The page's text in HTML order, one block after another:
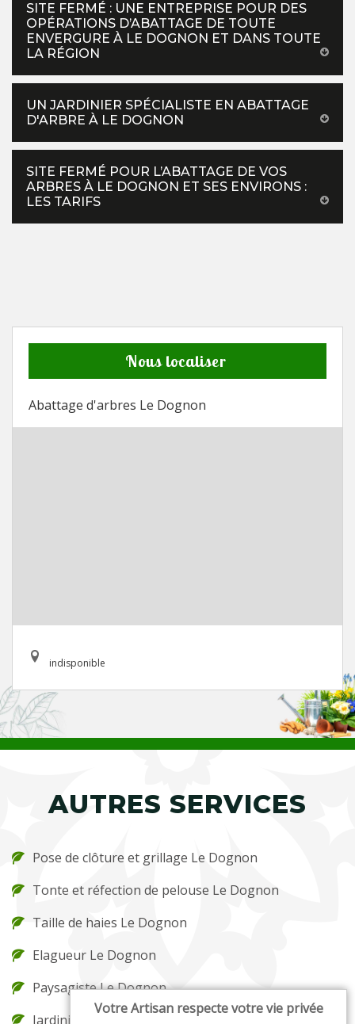
SITE FERMÉ : UNE ENTREPRISE POUR DES
OPÉRATIONS D’ABATTAGE DE TOUTE
ENVERGURE À LE DOGNON ET DANS TOUTE
LA RÉGION
UN JARDINIER SPÉCIALISTE EN ABATTAGE
D'ARBRE À LE DOGNON
SITE FERMÉ POUR L’ABATTAGE DE VOS
ARBRES À LE DOGNON ET SES ENVIRONS :
LES TARIFS
Nous localiser
Abattage d'arbres Le Dognon
indisponible
AUTRES SERVICES
Pose de clôture et grillage Le Dognon
Tonte et réfection de pelouse Le Dognon
Taille de haies Le Dognon
Elagueur Le Dognon
Paysagiste Le Dognon
Jardinier Le Dognon
Votre Artisan respecte votre vie privée